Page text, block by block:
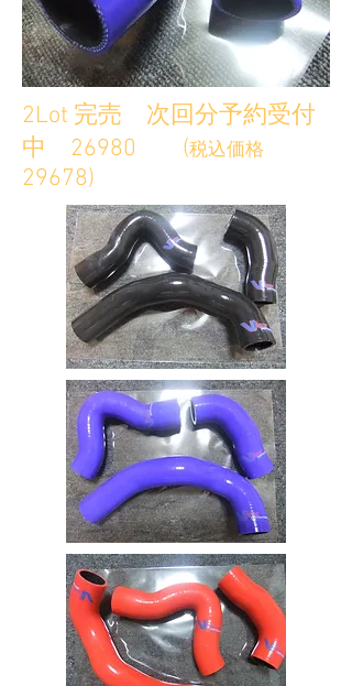
2Lot 完売 次回分予約受付
中 26980 (税込価格
29678)